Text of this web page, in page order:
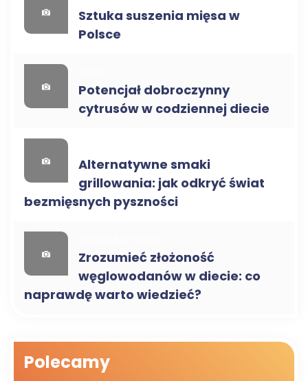
Sztuka suszenia mięsa w
Polsce
Potencjał dobroczynny
cytrusów w codziennej diecie
Alternatywne smaki
grillowania: jak odkryć świat
bezmięsnych pyszności
Zrozumieć złożoność
węglowodanów w diecie: co
naprawdę warto wiedzieć?
Polecamy